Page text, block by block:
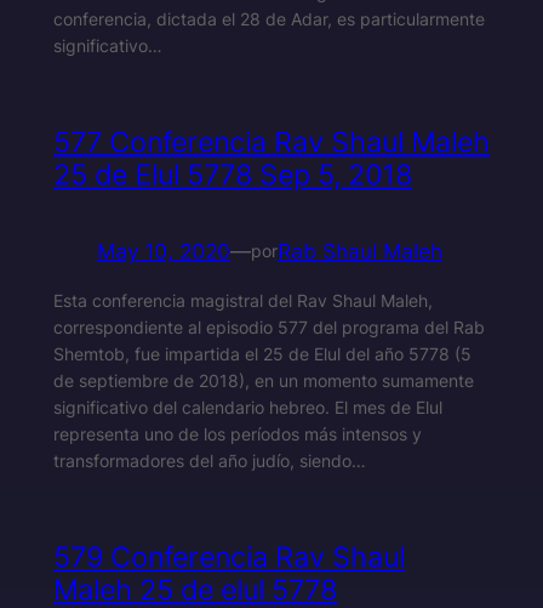
conferencia, dictada el 28 de Adar, es particularmente
significativo…
577 Conferencia Rav Shaul Maleh
25 de Elul 5778 Sep 5, 2018
May 10, 2020—porRab Shaul Maleh
Esta conferencia magistral del Rav Shaul Maleh,
correspondiente al episodio 577 del programa del Rab
Shemtob, fue impartida el 25 de Elul del año 5778 (5
de septiembre de 2018), en un momento sumamente
significativo del calendario hebreo. El mes de Elul
representa uno de los períodos más intensos y
transformadores del año judío, siendo…
579 Conferencia Rav Shaul
Maleh 25 de elul 5778